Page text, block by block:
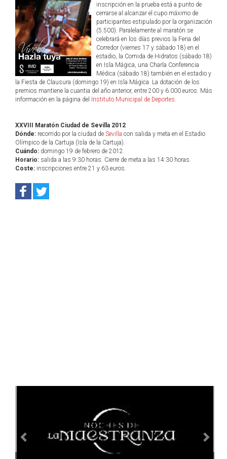
inscripción en la prueba está a punto de
cerrarse al alcanzar el cupo máximo de
participantes estipulado por la organización
(5.500). Paralelamente al maratón se
celebrará en los días previos la Feria del
Corredor (viernes 17 y sábado 18) en el
estadio, la Comida de Hidratos (sábado 18)
en Isla Mágica, una Charla Conferencia
Médica (sábado 18) también en el estadio y
la Fiesta de Clausura (domingo 19) en Isla Mágica. La dotación de los
premios mantiene la cuantia del año anterior, entre 200 y 6.000 euros. Más
información en la página del
Instituto Municipal de Deportes.
XXVIII Maratón Ciudad de Sevilla 2012
Dónde: recorrido por la ciudad de Sevilla con salida y meta en el Estadio
Olímpico de la Cartuja (Isla de la Cartuja).
Cuándo: domingo 19 de febrero de 2012.
Horario: salida a las 9:30 horas. Cierre de meta a las 14:30 horas.
Coste: inscripciones entre 21 y 63 euros.